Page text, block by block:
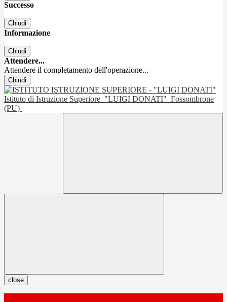
Successo
Chiudi
Informazione
Chiudi
Attendere...
Attendere il completamento dell'operazione...
Chiudi
Istituto di Istruzione Superiore "LUIGI DONATI" Fossombrone
(PU)
close